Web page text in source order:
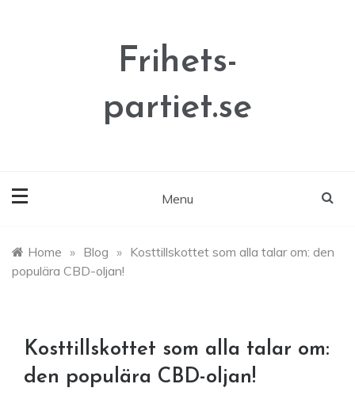
Frihets-
partiet.se
Menu
Home » Blog » Kosttillskottet som alla talar om: den
populära CBD-oljan!
Kosttillskottet som alla talar om:
den populära CBD-oljan!